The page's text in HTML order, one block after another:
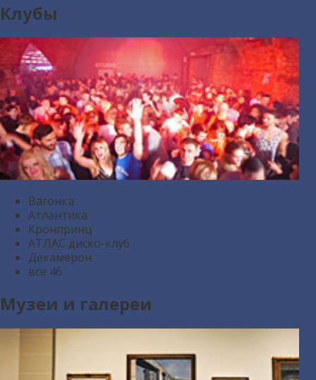
Клубы
Вагонка
Атлантика
Кронпринц
АТЛАС диско-клуб
Декамерон
все 46
Музеи и галереи